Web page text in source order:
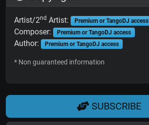
Artist/2nd Artist: Premium or TangoDJ access
Composer: Premium or TangoDJ access
Author: Premium or TangoDJ access
* Non guaranteed information
SUBSCRIBE